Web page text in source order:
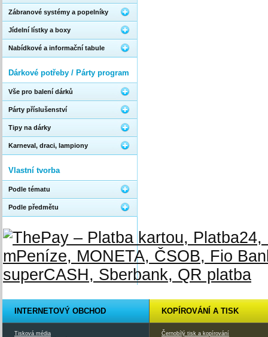
Zábranové systémy a popelníky
Jídelní lístky a boxy
Nabídkové a informační tabule
Dárkové potřeby / Párty program
Vše pro balení dárků
Párty příslušenství
Tipy na dárky
Karneval, draci, lampiony
Vlastní tvorba
Podle tématu
Podle předmětu
INTERNETOVÝ OBCHOD
Tisková média
KOPÍROVÁNÍ A TISK
Černobílý tisk a kopírování